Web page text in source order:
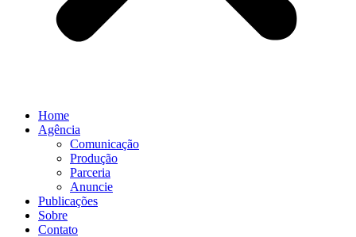
Home
Agência
Comunicação
Produção
Parceria
Anuncie
Publicações
Sobre
Contato